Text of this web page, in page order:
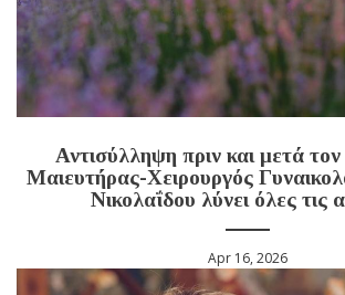
Αντισύλληψη πριν και μετά
Μαιευτήρας-Χειρουργός
Νικολαΐδου λύνει όλες τις
Apr 16, 2026